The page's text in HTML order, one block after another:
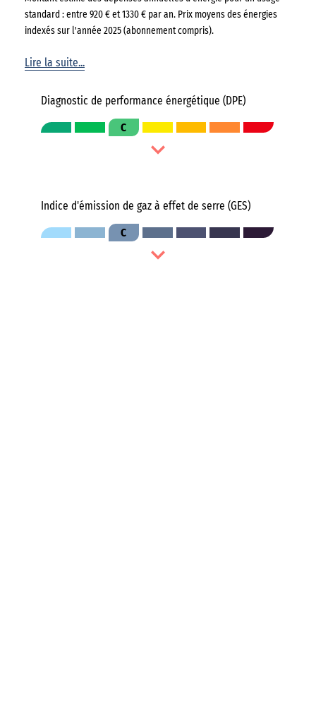
standard : entre 920 € et 1330 € par an. Prix moyens des énergies
indexés sur l'année 2025 (abonnement compris).
Lire la suite...
Diagnostic de performance énergétique (DPE)
C
Indice d'émission de gaz à effet de serre (GES)
C